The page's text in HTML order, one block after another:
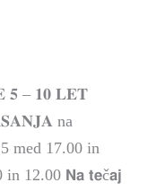
– 𝟏𝟎 𝐋𝐄𝐓
na
med 17.00 in
12.00 𝗡𝗮 𝘁𝗲č𝗮𝗷